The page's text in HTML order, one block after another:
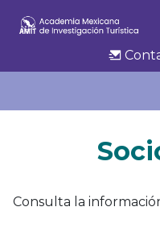
Consulta la